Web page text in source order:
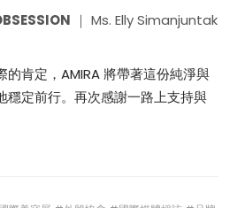
｜ Ms. Elly Simanjuntak
的肯定，AMIRA 將帶著這份純淨與
穩定前行。再次感謝一路上支持與